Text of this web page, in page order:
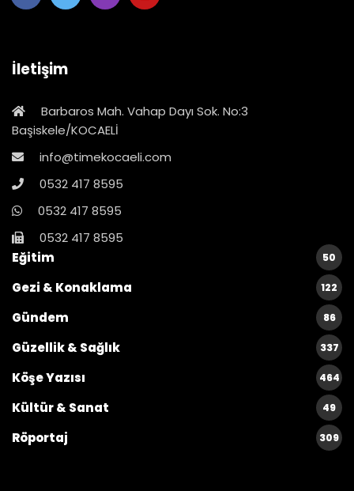
İletişim
Barbaros Mah. Vahap Dayı Sok. No:3
Başiskele/KOCAELİ
info@timekocaeli.com
0532 417 8595
0532 417 8595
0532 417 8595
Eğitim
50
Gezi & Konaklama 122
Gündem 86
Güzellik & Sağlık 337
Köşe Yazısı 464
Kültür & Sanat 49
Röportaj 309